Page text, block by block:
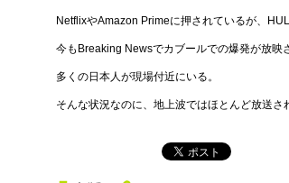
NetflixやAmazon Primeに押されているが、
今もBreaking Newsでカブールでの爆発が放映
多くの日本人が現場付近にいる。
そんな状況なのに、地上波ではほとんど放送さ